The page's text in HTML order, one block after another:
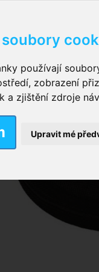
používají
zobrazení
a zjištění zdroje
Upravit mé
kalhotky
vložky pro muže
plavky,